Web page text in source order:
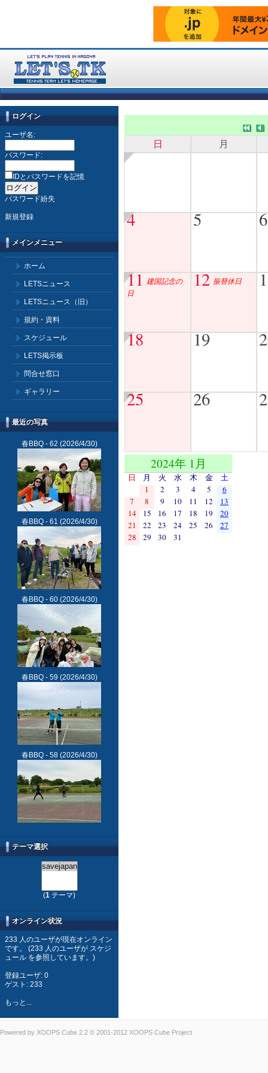
ログイン
ユーザ名:
パスワード:
IDとパスワードを記憶
パスワード紛失
新規登録
メインメニュー
ホーム
LETSニュース
LETSニュース（旧）
規約・資料
スケジュール
LETS掲示板
問合せ窓口
ギャラリー
最近の写真
春BBQ - 62 (2026/4/30)
春BBQ - 61 (2026/4/30)
春BBQ - 60(2026/4/30)
春BBQ - 59 (2026/4/30)
春BBQ - 58(2026/4/30)
テーマ選択
(1 テーマ)
オンライン状況
233 人のユーザが現在オンライン
です。 (233 人のユーザが スケジ
ュール を参照しています。)
登録ユーザ: 0
ゲスト: 233
もっと...
日 月
4 5 6
11 建国記念の
日
12 振替休日
18 19
25 26
2024年 1月
日 月 火 水 木 金
土
1
2 3 4 5
6
7
8 9 10 11 12
13
14
15 16 17 18 19
20
21
22 23 24 25 26
27
28
29 30 31
Powered by XOOPS Cube 2.2 © 2001-2012 XOOPS Cube Project